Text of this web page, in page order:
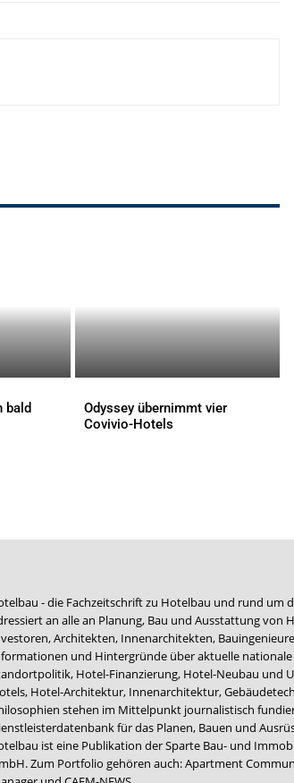
bald
Odyssey übernimmt vier
Covivio-Hotels
- die Fachzeitschrift zu Hotelbau und rund um
an alle an Planung, Bau und Ausstattung
Architekten, Innenarchitekten,
und Hintergründe über aktuelle
Hotel-Finanzierung, Hotel-Neubau und
Hotel-Architektur, Innenarchitektur,
stehen im Mittelpunkt journalistisch
für das Planen, Bauen und
ist eine Publikation der Sparte Bau- und
Zum Portfolio gehören auch:Apartment